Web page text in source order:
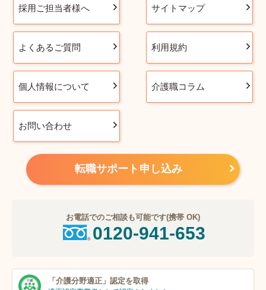
採用ご担当者様へ サイトマップ
よくあるご質問 利用規約
個人情報について 介護職コラム
お問い合わせ
転職サポート申し込み
お電話でのご相談も可能です(携帯 OK)
0120-941-653
「介護分野適正」 認定を取得